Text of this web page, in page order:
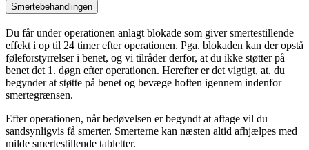
Smertebehandlingen
Du får under operationen anlagt blokade som giver smertestillende
effekt i op til 24 timer efter operationen. Pga. blokaden kan der opstå
føleforstyrrelser i benet, og vi tilråder derfor, at du ikke støtter på
benet det 1. døgn efter operationen. Herefter er det vigtigt, at. du
begynder at støtte på benet og bevæge hoften igennem indenfor
smertegrænsen.
Efter operationen, når bedøvelsen er begyndt at aftage vil du
sandsynligvis få smerter. Smerterne kan næsten altid afhjælpes med
milde smertestillende tabletter.